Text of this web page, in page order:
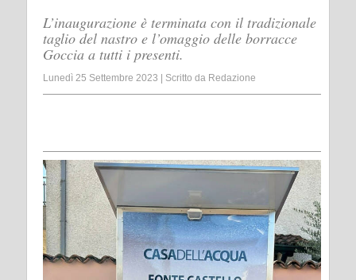
L’inaugurazione è terminata con il tradizionale
taglio del nastro e l’omaggio delle borracce
Goccia a tutti i presenti.
Lunedì 25 Settembre 2023 Scritto da Redazione